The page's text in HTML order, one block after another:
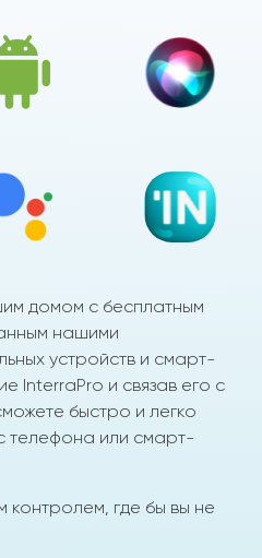
домом с бесплатным
нашими
устройств и смарт-
InterraPro и связав его с
быстро и легко
телефона или смарт-
где бы вы не